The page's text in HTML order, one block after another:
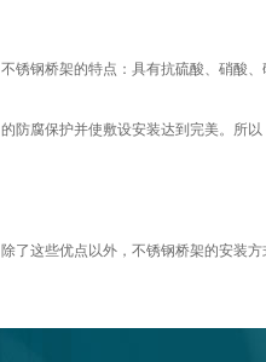
不锈钢桥架的特点：具有抗硫酸、硝酸
的防腐保护并使敷设安装达到完美。所
除了这些优点以外，不锈钢桥架的安装